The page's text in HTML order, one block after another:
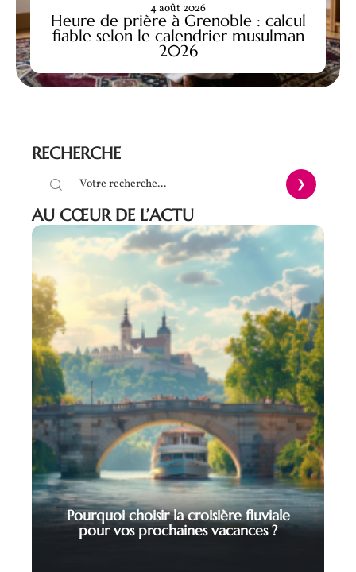
Heure de prière à Grenoble : calcul
fiable selon le calendrier musulman
2026
4 août 2026
RECHERCHE
AU CŒUR DE L’ACTU
Pourquoi choisir la croisière fluviale
pour vos prochaines vacances ?